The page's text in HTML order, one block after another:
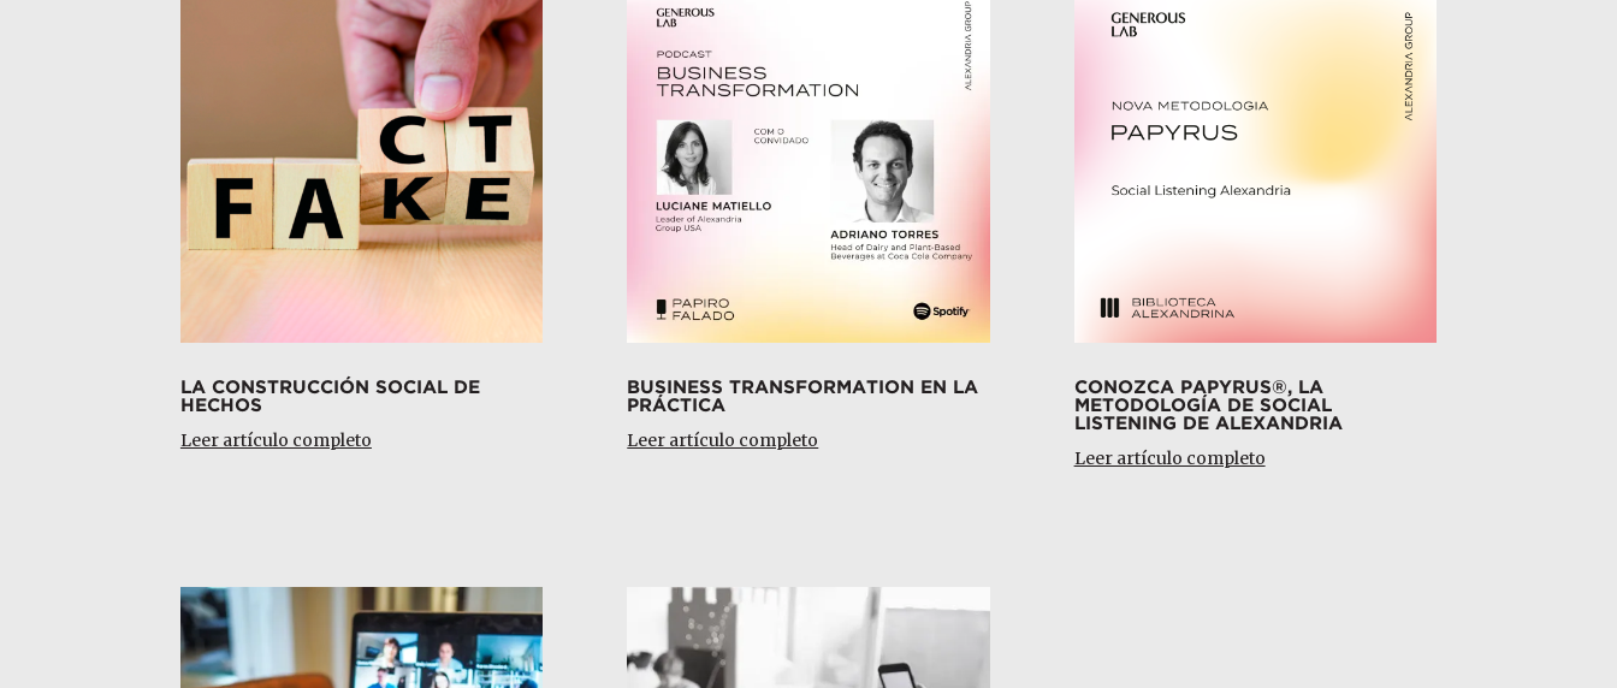
LA CONSTRUCCIÓN SOCIAL DE
HECHOS
Leer artículo completo
BUSINESS TRANSFORMATION EN LA
PRÁCTICA
Leer artículo completo
CONOZCA PAPYRUS®, LA
METODOLOGÍA DE SOCIAL
LISTENING DE ALEXANDRIA
Leer artículo completo